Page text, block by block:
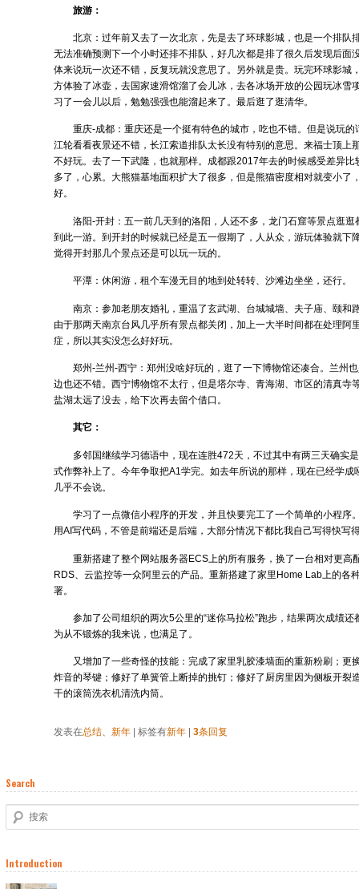
旅游：
北京：过年前又去了一次北京，先是去了环球影城，也是一个排队
无法准确预测下一个小时还排不排队，好几次都是排了很久后发现后面
体来说玩一次还不错，反复玩就没意思了。另外就是贵。玩完环球影城
方体验了冰壶，去国家速滑馆溜了会儿冰，去各冰场开放的公园玩冰雪
习了一会儿以后，勉勉强强也能溜起来了。最后逛了逛清华。
重庆-成都：重庆还是一个挺有特色的城市，吃也不错。但是说玩
江轮看看夜景还不错，长江索道排队太长没有特别的意思。来福士顶上
不好玩。去了一下武隆，也就那样。成都跟2017年去的时候感受差异
多了，心累。大熊猫基地面积扩大了很多，但是熊猫密度相对就变小了
好。
洛阳-开封：五一前几天到的洛阳，人还不多，龙门石窟等景点逛
到此一游。到开封的时候就已经是五一假期了，人从众，游玩体验就下
觉得开封那几个景点还是可以玩一玩的。
平潭：休闲游，租个车漫无目的地到处转转、沙滩边坐坐，还行。
南京：参加老朋友婚礼，重温了玄武湖、台城城墙、夫子庙、颐和
由于那两天南京台风几乎所有景点都关闭，加上一大半时间都在处理阿
症，所以其实没怎么好好玩。
郑州-兰州-西宁：郑州没啥好玩的，逛了一下博物馆还凑合。兰州
边也还不错。西宁博物馆不太行，但是塔尔寺、青海湖、市区的清真寺
盐湖太远了没去，给下次再去留个借口。
其它：
多邻国继续学习德语中，现在连胜472天，不过其中有两三天确实
式作弊补上了。今年争取把A1学完。如去年所说的那样，现在已经学成
几乎不会说。
学习了一点微信小程序的开发，并且快要完工了一个简单的小程序
用AI写代码，不管是前端还是后端，大部分情况下都比我自己写得快写
重新搭建了整个网站服务器ECS上的所有服务，换了一台相对更高
RDS、云监控等一众阿里云的产品。重新搭建了家里Home Lab上的各
署。
参加了公司组织的两次5公里的“迷你马拉松”跑步，结果两次成绩
为从不锻炼的我来说，也满足了。
又增加了一些奇怪的技能：完成了家里乳胶漆墙面的重新粉刷；更
炸音的琴键；修好了单簧管上断掉的挑钉；修好了厨房里因为侧板开裂
干的滚筒洗衣机清洗内筒。
发表在总结、新年 |标签有新年 |3条回复
Search
搜索
Introduction